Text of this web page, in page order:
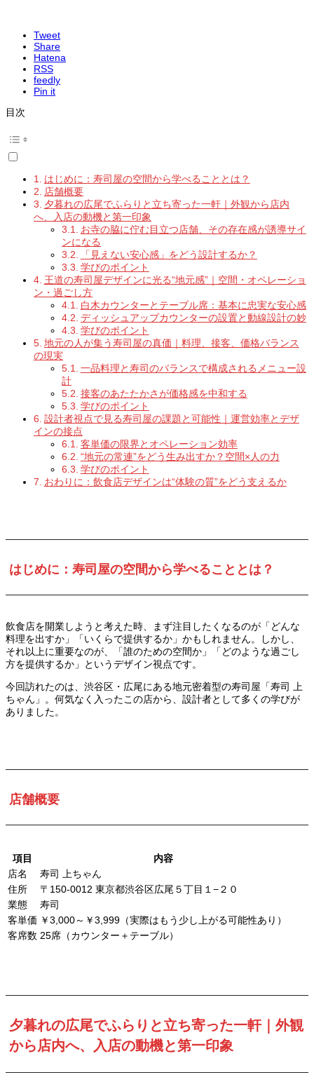
Tweet
Share
Hatena
RSS
feedly
Pin it
目次
はじめに：寿司屋の空間から学べることとは？
店舗概要
夕暮れの広尾でふらりと立ち寄った一軒｜外観から店内
へ、入店の動機と第一印象
お寺の脇に佇む目立つ店舗、その存在感が誘導サイ
ンになる
「見えない安心感」をどう設計するか？
学びのポイント
王道の寿司屋デザインに光る“地元感”｜空間・オペレーショ
ン・過ごし方
白木カウンターとテーブル席：基本に忠実な安心感
ディッシュアップカウンターの設置と動線設計の妙
学びのポイント
地元の人が集う寿司屋の真価｜料理、接客、価格バランス
の現実
一品料理と寿司のバランスで構成されるメニュー設
計
接客のあたたかさが価格感を中和する
学びのポイント
設計者視点で見る寿司屋の課題と可能性｜運営効率とデザ
インの接点
客単価の限界とオペレーション効率
“地元の常連”をどう生み出すか？空間×人の力
学びのポイント
おわりに：飲食店デザインは“体験の質”をどう支えるか
はじめに：寿司屋の空間から学べることとは？
飲食店を開業しようと考えた時、まず注目したくなるのが「どんな
料理を出すか」「いくらで提供するか」かもしれません。しかし、
それ以上に重要なのが、「誰のための空間か」「どのような過ごし
方を提供するか」というデザイン視点です。
今回訪れたのは、渋谷区・広尾にある地元密着型の寿司屋「寿司 上
ちゃん」。何気なく入ったこの店から、設計者として多くの学びが
ありました。
店舗概要
項目
内容
店名
寿司 上ちゃん
住所
〒150-0012 東京都渋谷区広尾５丁目１−２０
業態
寿司
客単価 ￥3,000～￥3,999（実際はもう少し上がる可能性あり）
客席数 25席（カウンター＋テーブル）
夕暮れの広尾でふらりと立ち寄った一軒｜外観
から店内へ、入店の動機と第一印象